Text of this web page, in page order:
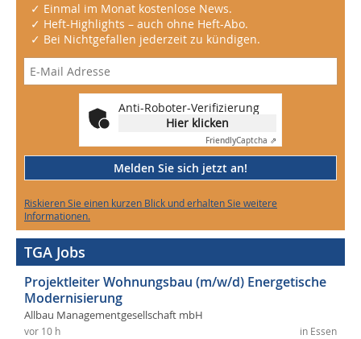
✓ Einmal im Monat kostenlose News.
✓ Heft-Highlights – auch ohne Heft-Abo.
✓ Bei Nichtgefallen jederzeit zu kündigen.
Anti-Roboter-Verifizierung
Hier klicken
FriendlyCaptcha ⇗
Melden Sie sich jetzt an!
Riskieren Sie einen kurzen Blick und erhalten Sie weitere
Informationen.
TGA Jobs
Projektleiter Wohnungsbau (m/w/d) Energetische
Modernisierung
Allbau Managementgesellschaft mbH
in Essen
vor 10 h